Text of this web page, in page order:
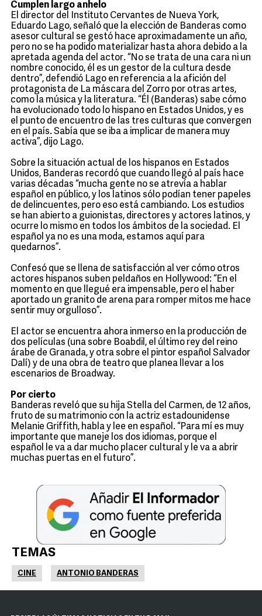
Cumplen largo anhelo
El director del Instituto Cervantes de Nueva York,
Eduardo Lago, señaló que la elección de Banderas como
asesor cultural se gestó hace aproximadamente un año,
pero no se ha podido materializar hasta ahora debido a la
apretada agenda del actor. “No se trata de una cara ni un
nombre conocido, él es un gestor de la cultura desde
dentro”, defendió Lago en referencia a la afición del
protagonista de La máscara del Zorro por otras artes,
como la música y la literatura. “Él (Banderas) sabe cómo
ha evolucionado todo lo hispano en Estados Unidos, y es
el punto de encuentro de las tres culturas que convergen
en el país. Sabía que se iba a implicar de manera muy
activa”, dijo Lago.
Sobre la situación actual de los hispanos en Estados
Unidos, Banderas recordó que cuando llegó al país hace
varias décadas “mucha gente no se atrevía a hablar
español en público, y los latinos sólo podían tener papeles
de delincuentes, pero eso está cambiando. Los estudios
se han abierto a guionistas, directores y actores latinos, y
ocurre lo mismo en todos los ámbitos de la sociedad. El
español ya no es una moda, estamos aquí para
quedarnos”.
Confesó que se llena de satisfacción al ver cómo otros
actores hispanos suben peldaños en Hollywood: “En el
momento en que llegué era impensable, pero el haber
aportado un granito de arena para romper mitos me hace
sentir muy orgulloso”.
El actor se encuentra ahora inmerso en la producción de
dos películas (una sobre Boabdil, el último rey del reino
árabe de Granada, y otra sobre el pintor español Salvador
Dalí) y de una obra de teatro que planea llevar a los
escenarios de Broadway.
Por cierto
Banderas reveló que su hija Stella del Carmen, de 12 años,
fruto de su matrimonio con la actriz estadounidense
Melanie Griffith, habla y lee en español. “Para mí es muy
importante que maneje los dos idiomas, porque el
español le va a dar mucho placer cultural y le va a abrir
muchas puertas en el futuro”.
TEMAS
CINE ANTONIO BANDERAS